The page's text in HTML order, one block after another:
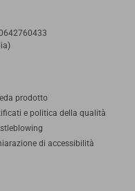
prodotto
e politica della qualità
di accessibilità